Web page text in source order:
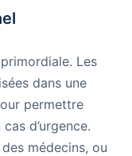
Les
dans une
permettre
d’urgence.
médecins, ou